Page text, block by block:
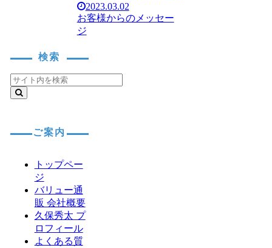
2023.03.02
お客様からのメッセー
ジ
検索
ご案内
トップペー
ジ
バリュー通
販 会社概要
久保秀太 プ
ロフィール
よくある質